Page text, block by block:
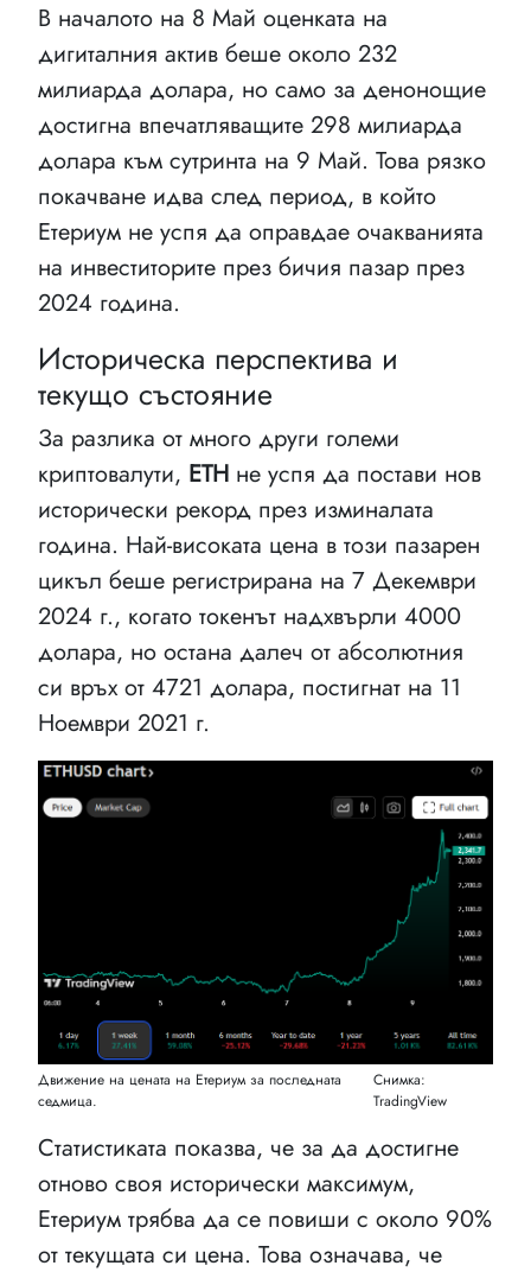
В началото на 8 Май оценката на
дигиталния актив беше около 232
милиарда долара, но само за денонощие
достигна впечатляващите 298 милиарда
долара към сутринта на 9 Май. Това рязко
покачване идва след период, в който
Етериум не успя да оправдае очакванията
на инвеститорите през бичия пазар през
2024 година.
Историческа перспектива и
текущо състояние
За разлика от много други големи
криптовалути, ETH не успя да постави нов
исторически рекорд през изминалата
година. Най-високата цена в този пазарен
цикъл беше регистрирана на 7 Декември
2024 г., когато токенът надхвърли 4000
долара, но остана далеч от абсолютния
си връх от 4721 долара, постигнат на 11
Ноември 2021 г.
Движение на цената на Етериум за последната
седмица.
Снимка:
TradingView
Статистиката показва, че за да достигне
отново своя исторически максимум,
Етериум трябва да се повиши с около 90%
от текущата си цена. Това означава, че